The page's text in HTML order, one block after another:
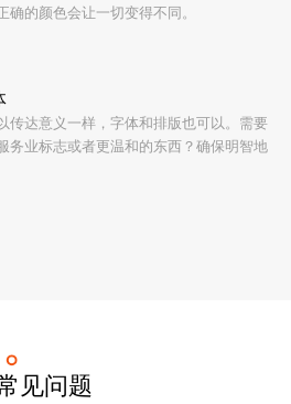
确的颜色会让一切变得不同。
传达意义一样，字体和排版也可以。需要
务业标志或者更温和的东西？确保明智地
见问题